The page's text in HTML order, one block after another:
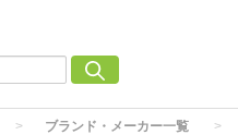
ブランド・メーカー一覧